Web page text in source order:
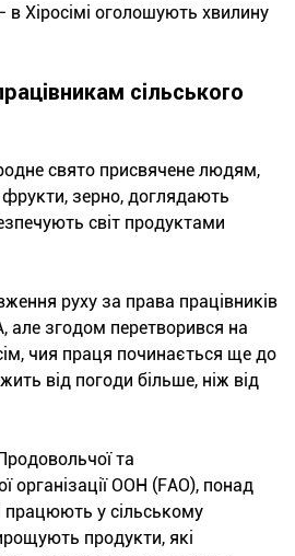
Хіросімі оголошують хвилину
сільського
свято присвячене людям,
зерно, доглядають
світ продуктами
руху за права працівників
але згодом перетворився на
чия праця починається ще до
від погоди більше, ніж від
та
організації ООН (FAO), понад
працюють у сільському
продукти, які